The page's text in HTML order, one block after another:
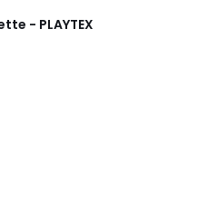
- PLAYTEX